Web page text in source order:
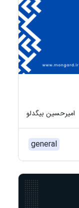
امیرحسین بیگدلو
general